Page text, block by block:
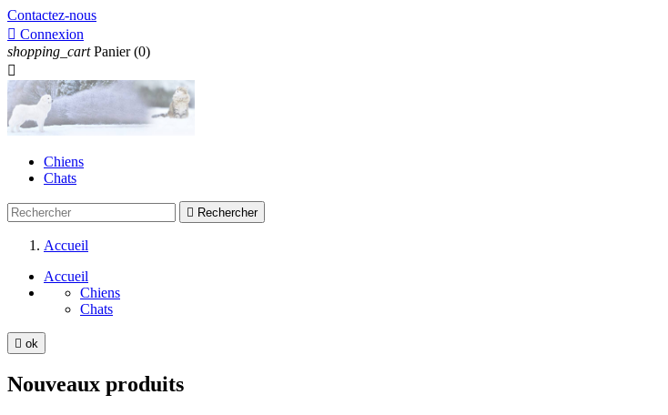
Contactez-nous
 Connexion
shopping_cart Panier (0)

Chiens
Chats
 Rechercher
Accueil
Accueil
Chiens
Chats
 ok
Nouveaux produits